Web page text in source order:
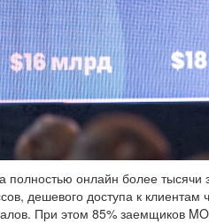
онлайн более
дешевого доступа к
При этом 85% заемщиков